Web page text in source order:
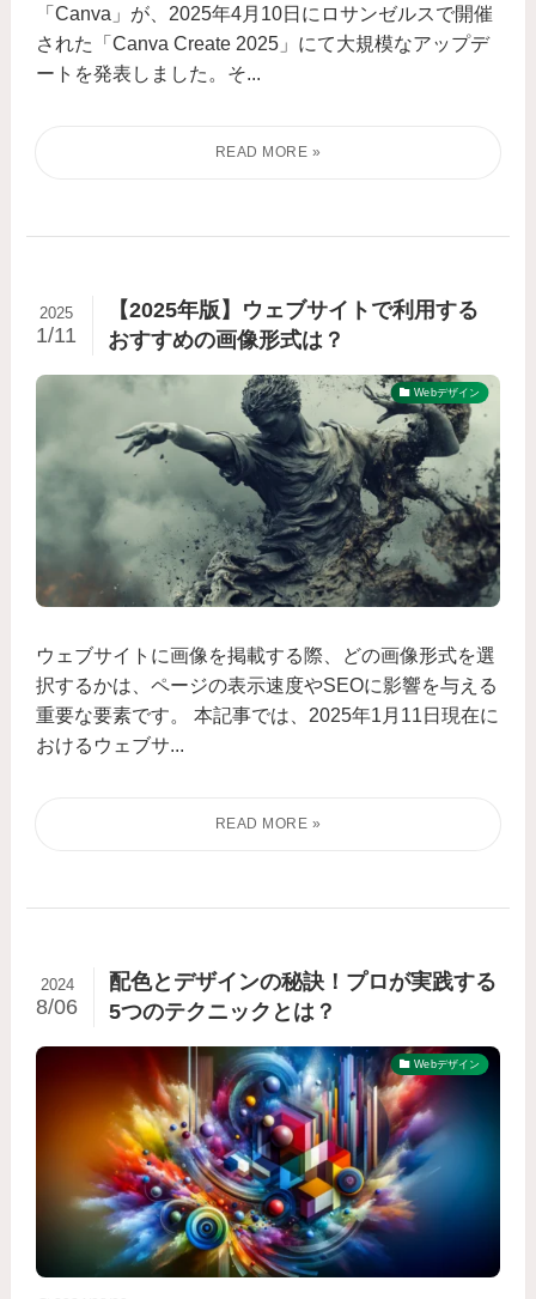
「Canva」が、2025年4月10日にロサンゼルスで開催
された「Canva Create 2025」にて大規模なアップデ
ートを発表しました。そ...
【2025年版】ウェブサイトで利用する
おすすめの画像形式は？
2025
1/11
Webデザイン
ウェブサイトに画像を掲載する際、どの画像形式を選
択するかは、ページの表示速度やSEOに影響を与える
重要な要素です。 本記事では、2025年1月11日現在に
おけるウェブサ...
配色とデザインの秘訣！プロが実践する
5つのテクニックとは？
2024
8/06
Webデザイン